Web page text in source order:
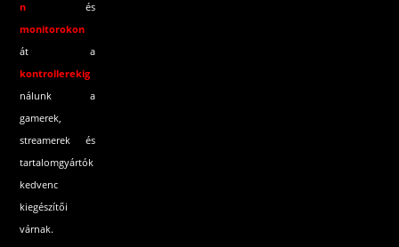
n és
monitorokon
át a
kontrollerekig
nálunk a
gamerek,
streamerek és
tartalomgyártók
kedvenc
kiegészítői
várnak.